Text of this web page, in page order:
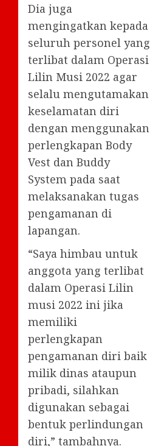
Dia juga
mengingatkan kepada
seluruh personel yang
terlibat dalam Operasi
Lilin Musi 2022 agar
selalu mengutamakan
keselamatan diri
dengan menggunakan
perlengkapan Body
Vest dan Buddy
System pada saat
melaksanakan tugas
pengamanan di
lapangan.
“Saya himbau untuk
anggota yang terlibat
dalam Operasi Lilin
musi 2022 ini jika
memiliki
perlengkapan
pengamanan diri baik
milik dinas ataupun
pribadi, silahkan
digunakan sebagai
bentuk perlindungan
diri,” tambahnya.